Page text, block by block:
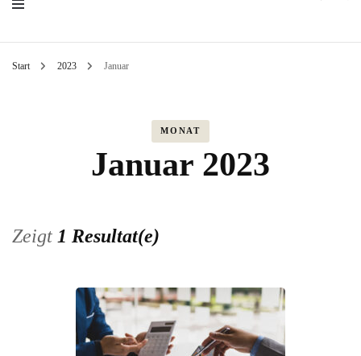
Start 2023 Januar
MONAT
Januar 2023
Zeigt 1 Resultat(e)